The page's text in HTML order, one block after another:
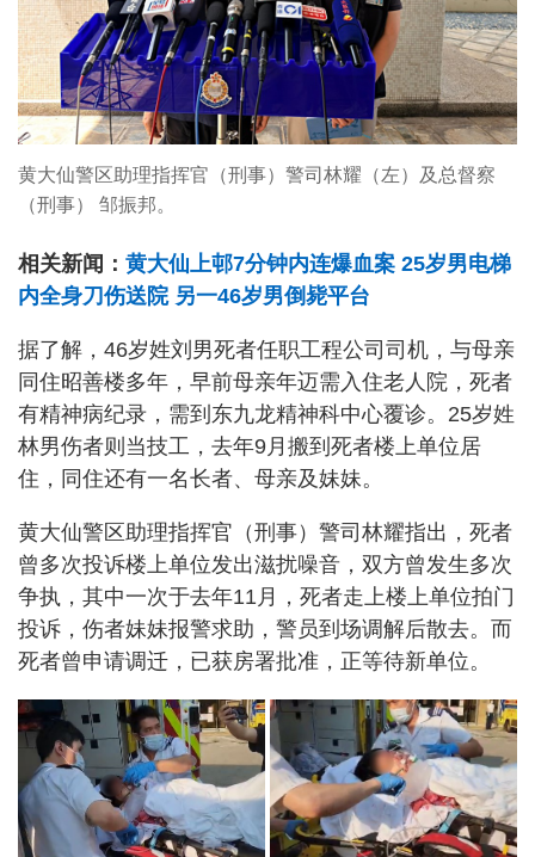
黄大仙警区助理指挥官（刑事）警司林耀（左）及总督察
（刑事） 邹振邦。
相关新闻： 黄大仙上邨7分钟内连爆血案 25岁男电梯
内全身刀伤送院 另一46岁男倒毙平台
据了解，46岁姓刘男死者任职工程公司司机，与母亲
同住昭善楼多年，早前母亲年迈需入住老人院，死者
有精神病纪录，需到东九龙精神科中心覆诊。25岁姓
林男伤者则当技工，去年9月搬到死者楼上单位居
住，同住还有一名长者、母亲及妹妹。
黄大仙警区助理指挥官（刑事）警司林耀指出，死者
曾多次投诉楼上单位发出滋扰噪音，双方曾发生多次
争执，其中一次于去年11月，死者走上楼上单位拍门
投诉，伤者妹妹报警求助，警员到场调解后散去。而
死者曾申请调迁，已获房署批准，正等待新单位。